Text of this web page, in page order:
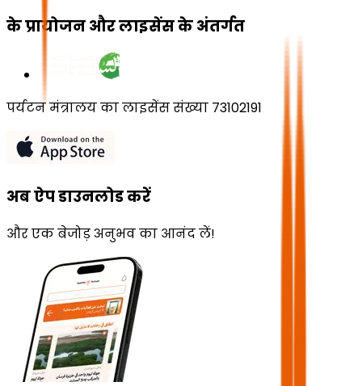
के प्रायोजन और लाइसेंस के अंतर्गत
पर्यटन मंत्रालय का लाइसेंस संख्या 73102191
अब ऐप डाउनलोड करें
और एक बेजोड़ अनुभव का आनंद लें!